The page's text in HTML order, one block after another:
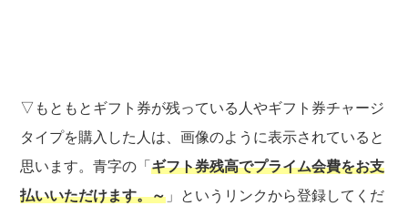
▽もともとギフト券が残っている人やギフト券チャージ
タイプを購入した人は、画像のように表示されていると
思います。青字の「ギフト券残高でプライム会費をお支
払いいただけます。～ 」というリンクから登録してくだ